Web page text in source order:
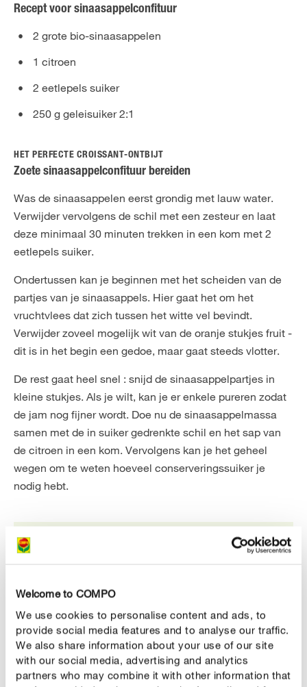
Welcome to COMPO
We use cookies to personalise content and ads, to
provide social media features and to analyse our traffic.
We also share information about your use of our site
with our social media, advertising and analytics
partners who may combine it with other information that
Recept voor sinaasappelconfituur
2 grote bio-sinaasappelen
1 citroen
2 eetlepels suiker
250 g geleisuiker 2:1
HET PERFECTE CROISSANT-ONTBIJT
Zoete sinaasappelconfituur bereiden
Was de sinaasappelen eerst grondig met lauw water.
Verwijder vervolgens de schil met een zesteur en laat
deze minimaal 30 minuten trekken in een kom met 2
eetlepels suiker.
Ondertussen kan je beginnen met het scheiden van de
partjes van je sinaasappels. Hier gaat het om het
vruchtvlees dat zich tussen het witte vel bevindt.
Verwijder zoveel mogelijk wit van de oranje stukjes fruit -
dit is in het begin een gedoe, maar gaat steeds vlotter.
De rest gaat heel snel : snijd de sinaasappelpartjes in
kleine stukjes. Als je wilt, kan je er enkele pureren zodat
de jam nog fijner wordt. Doe nu de sinaasappelmassa
samen met de in suiker gedrenkte schil en het sap van
de citroen in een kom. Vervolgens kan je het geheel
wegen om te weten hoeveel conserveringssuiker je
nodig hebt.
Tip
Indien bij conserveringssuiker wordt gemarkeerd "2:1"